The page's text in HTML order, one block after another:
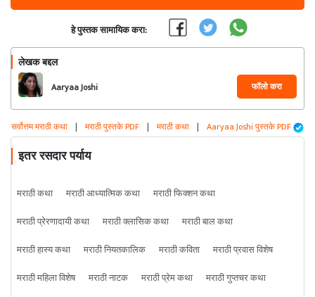
हे पुस्तक सामायिक करा:
लेखक बद्दल
Aaryaa Joshi फॉलो करा
सर्वोत्तम मराठी कथा | मराठी पुस्तके PDF | मराठी कथा | Aaryaa Joshi पुस्तके PDF
इतर रसदार पर्याय
मराठी कथा मराठी आध्यात्मिक कथा
मराठी फिक्शन कथा
मराठी प्रेरणादायी कथा
मराठी क्लासिक कथा
मराठी बाल कथा
मराठी हास्य कथा
मराठी नियतकालिक मराठी कविता
मराठी प्रवास विशेष
मराठी महिला विशेष
मराठी नाटक मराठी प्रेम कथा मराठी गुप्तचर कथा